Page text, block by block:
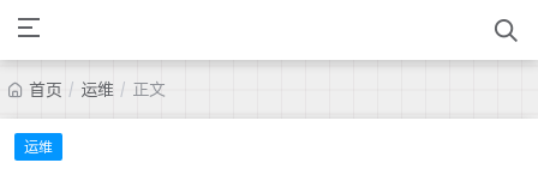
首页 / 运维 / 正文
运维